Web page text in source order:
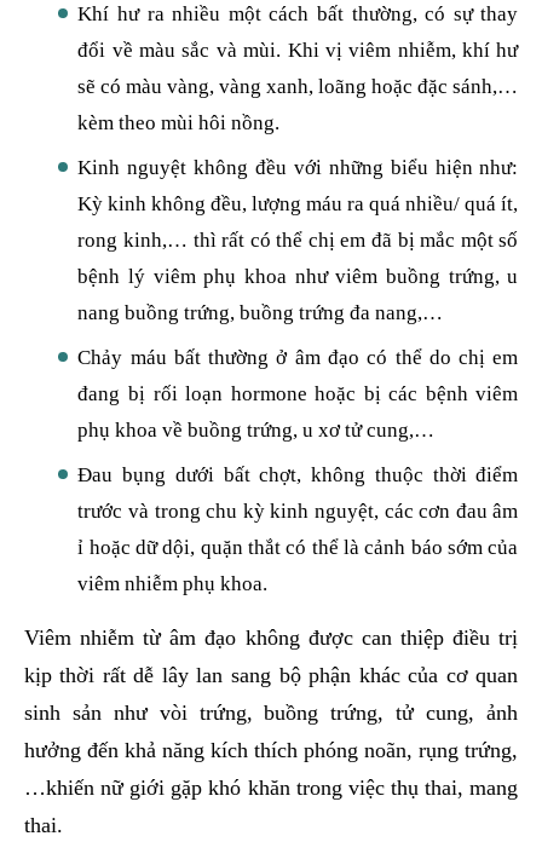
Khí hư ra nhiều một cách bất thường, có sự thay
đổi về màu sắc và mùi. Khi vị viêm nhiễm, khí hư
sẽ có màu vàng, vàng xanh, loãng hoặc đặc sánh,…
kèm theo mùi hôi nồng.
Kinh nguyệt không đều với những biểu hiện như:
Kỳ kinh không đều, lượng máu ra quá nhiều/ quá ít,
rong kinh,… thì rất có thể chị em đã bị mắc một số
bệnh lý viêm phụ khoa như viêm buồng trứng, u
nang buồng trứng, buồng trứng đa nang,…
Chảy máu bất thường ở âm đạo có thể do chị em
đang bị rối loạn hormone hoặc bị các bệnh viêm
phụ khoa về buồng trứng, u xơ tử cung,…
Đau bụng dưới bất chợt, không thuộc thời điểm
trước và trong chu kỳ kinh nguyệt, các cơn đau âm
ỉ hoặc dữ dội, quặn thắt có thể là cảnh báo sớm của
viêm nhiễm phụ khoa.
Viêm nhiễm từ âm đạo không được can thiệp điều trị
kịp thời rất dễ lây lan sang bộ phận khác của cơ quan
sinh sản như vòi trứng, buồng trứng, tử cung, ảnh
hưởng đến khả năng kích thích phóng noãn, rụng trứng,
…khiến nữ giới gặp khó khăn trong việc thụ thai, mang
thai.